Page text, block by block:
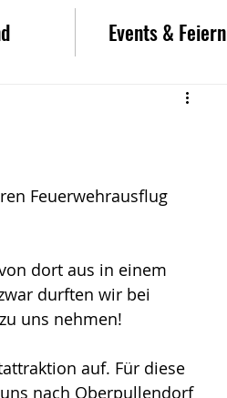
Events & Feiern
Feuerwehrausflug
dort aus in einem
durften wir bei
uns nehmen!
auf. Für diese
nach Oberpullendorf